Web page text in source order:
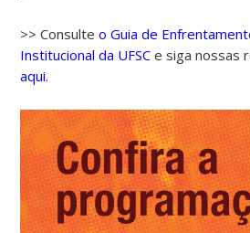
>> Consulteo Guia de
Institucional da UFSC e siga nossas
aqui.